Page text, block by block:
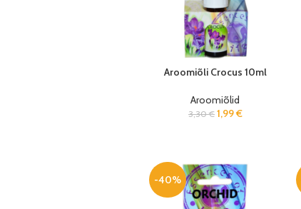
Aroomiõli Crocus 10ml
Aroomiõlid
3,30€ 1,99€
-40%